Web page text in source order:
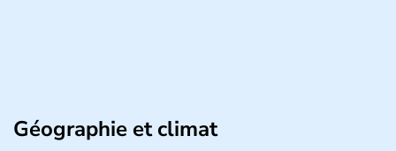
Géographie et climat